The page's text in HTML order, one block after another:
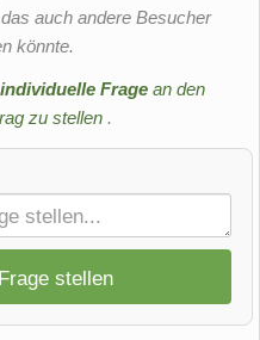
auch andere Besucher
könnte.
individuelle Frage an den
zu stellen .
stellen